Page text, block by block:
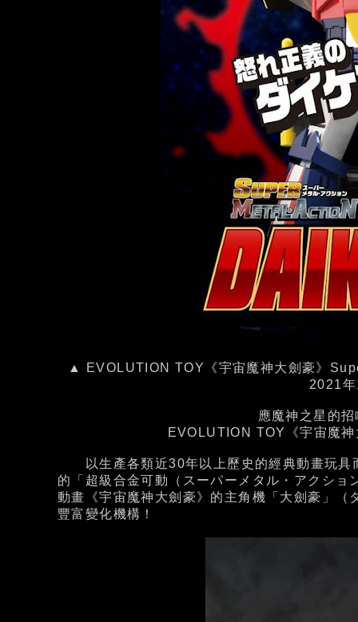
▲ EVOLUTION TOY《宇宙魔神大劍豪》
2021
應魔神之星的
EVOLUTION TOY《宇宙魔
以生產各類近30年以上歷史的經典動畫玩具
的「超級合金可動（スーパーメタル・アクシ
動畫《宇宙魔神大劍豪》的主角機「大劍豪」
豐富變化機構！